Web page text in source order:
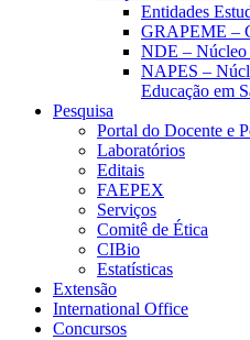
Entidades
GRAPEME –
NDE – Núcleo
NAPES –
Educação em
Pesquisa
Portal do Docente e
Laboratórios
Editais
FAEPEX
Serviços
Comitê de Ética
CIBio
Estatísticas
Extensão
International Office
Concursos